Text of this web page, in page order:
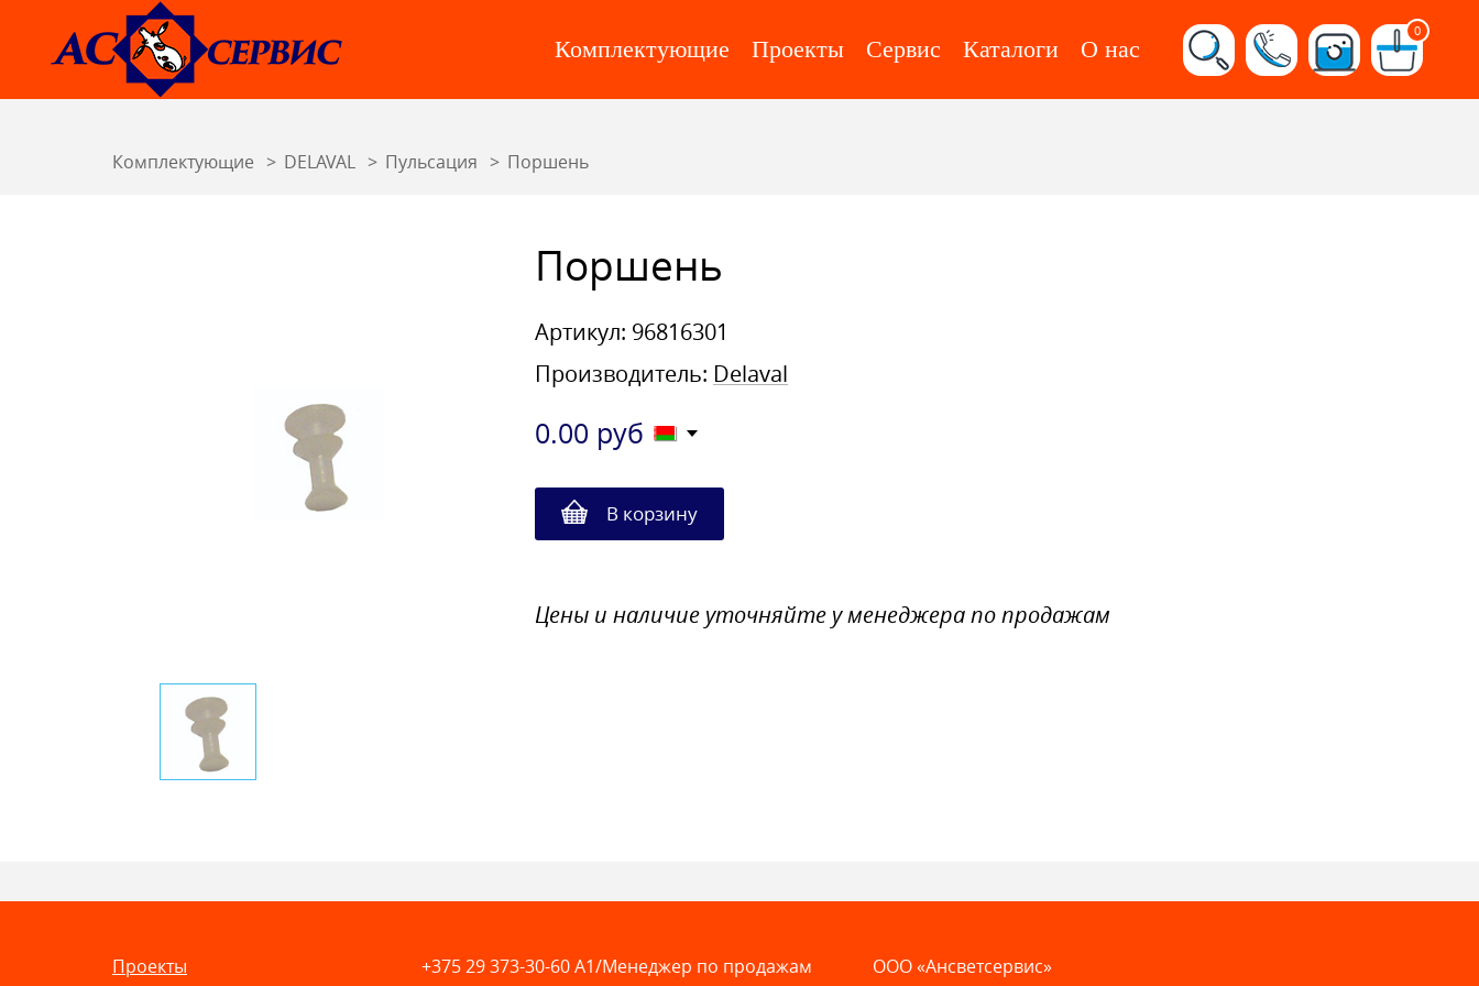
Комплектующие Проекты Сервис Каталоги О нас
0
Комплектующие DELAVAL Пульсация Поршень
Поршень
Артикул: 96816301
Производитель: Delaval
0.00 руб
В корзину
Цены и наличие уточняйте у менеджера по продажам
Проекты
+375 29 373-30-60A1/Менеджер по продажам
ООО «Ансветсервис»